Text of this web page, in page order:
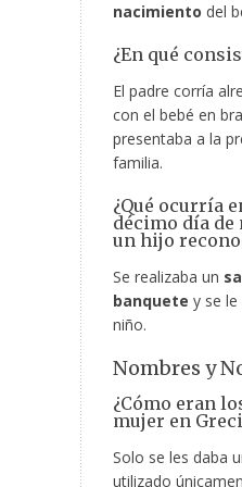
nacimiento del
¿En qué
El padre corría
con el bebé en
presentaba a la
familia.
¿Qué ocurría
décimo día
un hijo
Se realizaba un
banquete y se le
niño.
Nombres y
¿Cómo eran
mujer en
Solo se les daba
utilizado